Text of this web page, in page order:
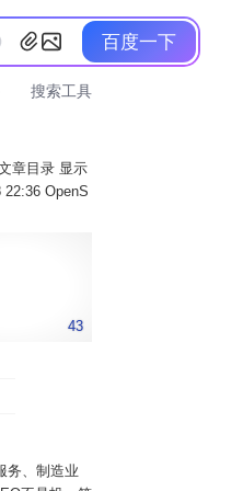
百度一下
搜索工具
章目录 显示
OpenS
43
务、制造业